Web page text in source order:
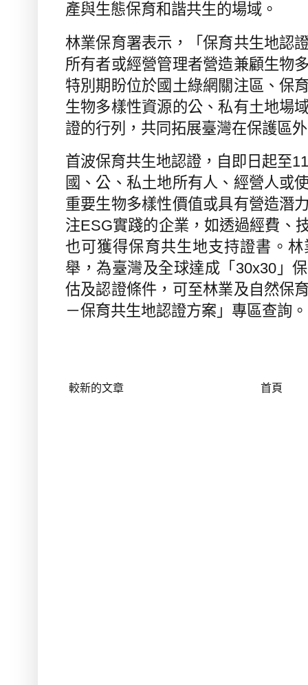
產與生態保育和諧共生的場域。
林業保育署表示，「保育共生地認
所有者或經營管理者營造兼顧生物
特別期盼位於國土綠網關注區、保
生物多樣性資源的公、私有土地場
證的行列，共同拓展臺灣在保護區
首波保育共生地認證，自即日起至
國、公、私土地所有人、經營人或
重要生物多樣性價值或具有營造潛
注ESG實踐的企業，如透過經費、
也可獲得保育共生地支持證書。
舉，為臺灣及全球達成「 30x30」
估及認證條件，可至林業及自然保
－保育共生地認證方案」專區查詢。
較新的文章 首頁